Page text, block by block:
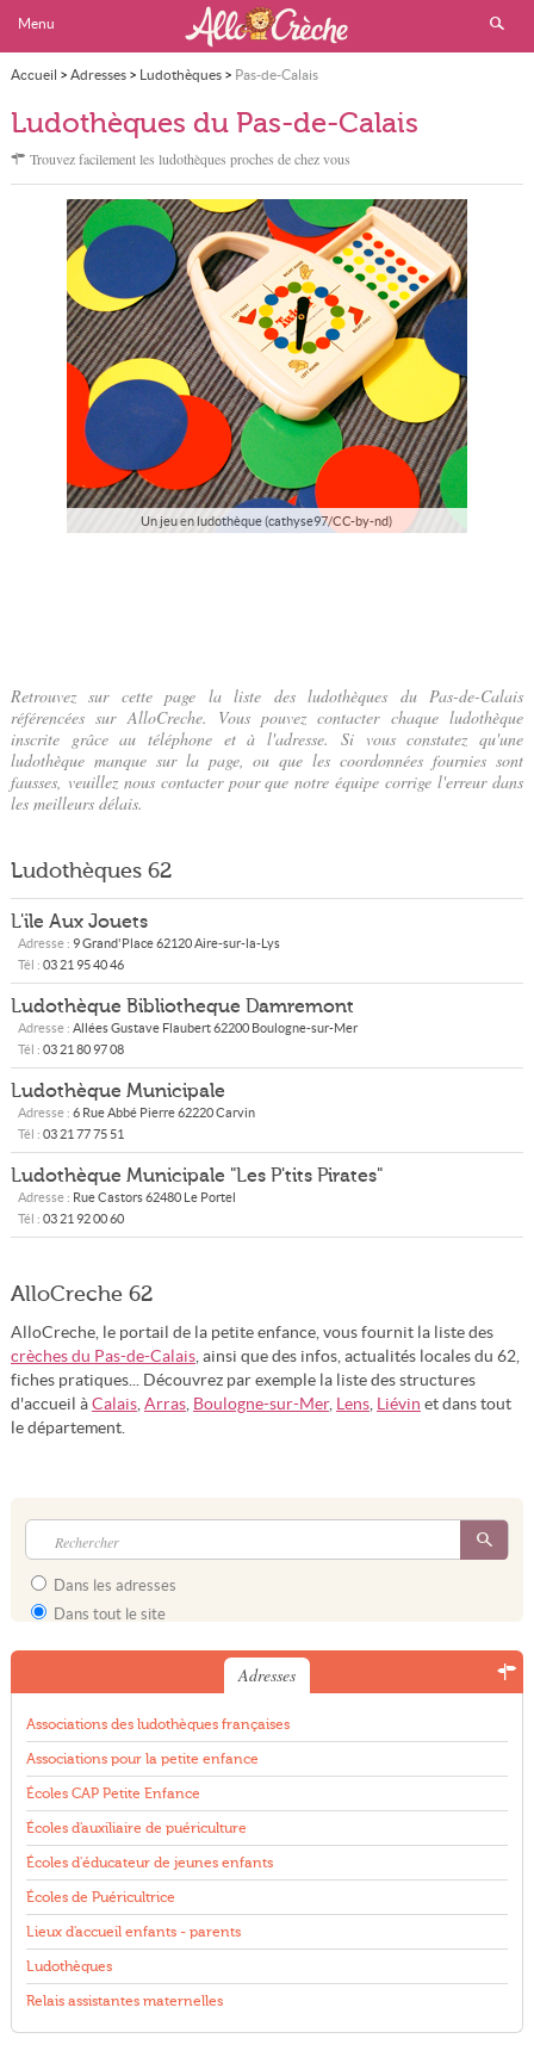
Menu
Accueil > Adresses> Ludothèques> Pas-de-Calais
Ludothèques du Pas-de-Calais
Trouvez facilement les ludothèques proches de chez vous
Un jeu en ludothèque (cathyse97/CC-by-nd)
Retrouvez sur cette page la liste des ludothèques du Pas-de-Calais
référencées sur AlloCreche. Vous pouvez contacter chaque ludothèque
inscrite grâce au téléphone et à l'adresse. Si vous constatez qu'une
ludothèque manque sur la page, ou que les coordonnées fournies sont
fausses, veuillez nous contacter pour que notre équipe corrige l'erreur dans
les meilleurs délais.
Ludothèques 62
L'ile Aux Jouets
Adresse : 9 Grand'Place62120Aire-sur-la-Lys
Tél : 03 21 95 40 46
Ludothèque Bibliotheque Damremont
Adresse : Allées Gustave Flaubert62200 Boulogne-sur-Mer
Tél : 03 21 80 97 08
Ludothèque Municipale
Adresse : 6 Rue Abbé Pierre62220Carvin
Tél : 03 21 77 75 51
Ludothèque Municipale "Les P'tits Pirates"
Adresse : Rue Castors62480 Le Portel
Tél : 03 21 92 00 60
AlloCreche 62
AlloCreche, le portail de la petite enfance, vous fournit la liste des
crèches du Pas-de-Calais, ainsi que des infos, actualités locales du 62,
fiches pratiques... Découvrez par exemple la liste des structures
d'accueil à Calais, Arras, Boulogne-sur-Mer, Lens, Liévin et dans tout
le département.
Dans les adresses
Dans tout le site
Adresses
Associations des ludothèques françaises
Associations pour la petite enfance
Écoles CAP Petite Enfance
Écoles d'auxiliaire de puériculture
Écoles d'éducateur de jeunes enfants
Écoles de Puéricultrice
Lieux d'accueil enfants - parents
Ludothèques
Relais assistantes maternelles